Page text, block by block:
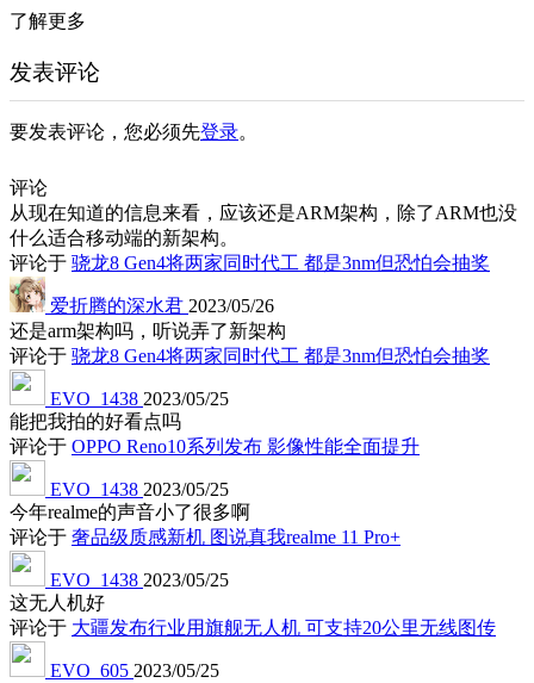
了解更多
发表评论
要发表评论，您必须先登录。
评论
从现在知道的信息来看，应该还是ARM架构，除了ARM也没
什么适合移动端的新架构。
评论于 骁龙8 Gen4将两家同时代工 都是3nm但恐怕会抽奖
爱折腾的深水君 2023/05/26
还是arm架构吗，听说弄了新架构
评论于 骁龙8 Gen4将两家同时代工 都是3nm但恐怕会抽奖
EVO_1438 2023/05/25
能把我拍的好看点吗
评论于 OPPO Reno10系列发布 影像性能全面提升
EVO_1438 2023/05/25
今年realme的声音小了很多啊
评论于 奢品级质感新机 图说真我realme 11 Pro+
EVO_1438 2023/05/25
这无人机好
评论于 大疆发布行业用旗舰无人机 可支持20公里无线图传
EVO_605 2023/05/25